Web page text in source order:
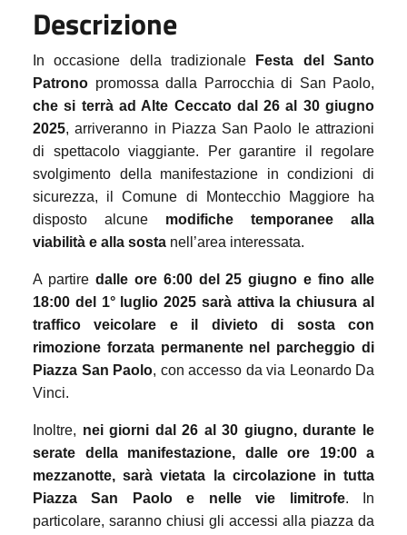
Descrizione
In occasione della tradizionale
Festa del Santo
Patrono promossa dalla Parrocchia di San Paolo,
che si terrà ad Alte Ceccato dal 26 al 30 giugno
2025, arriveranno in Piazza San Paolo le attrazioni
di spettacolo viaggiante. Per garantire il regolare
svolgimento della manifestazione in condizioni di
sicurezza, il Comune di Montecchio Maggiore ha
disposto alcune modifiche temporanee alla
viabilità e alla sosta nell’area interessata.
A partire dalle ore 6:00 del 25 giugno e fino alle
18:00 del 1° luglio 2025 sarà attiva la chiusura al
traffico veicolare e il divieto di sosta con
rimozione forzata permanente nel parcheggio di
Piazza San Paolo, con accesso da via Leonardo Da
Vinci.
Inoltre, nei giorni dal 26 al 30 giugno, durante le
serate della manifestazione, dalle ore 19:00 a
mezzanotte, sarà vietata la circolazione in tutta
Piazza San Paolo e nelle vie limitrofe. In
particolare, saranno chiusi gli accessi alla piazza da